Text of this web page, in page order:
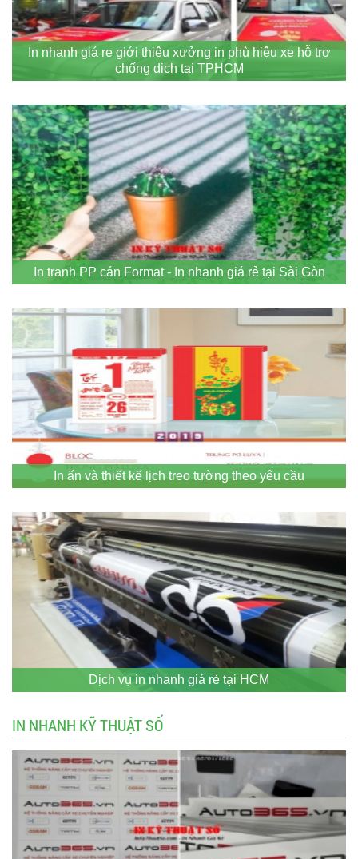
In nhanh giá re giới thiệu xưởng in phù hiệu xe hỗ trợ
chống dịch tại TPHCM
In tranh PP cán Format - In nhanh giá rẻ tại Sài Gòn
In ấn và thiết kế lịch treo tường theo yêu cầu
Dịch vụ in nhanh giá rẻ tại HCM
IN NHANH KỸ THUẬT SỐ